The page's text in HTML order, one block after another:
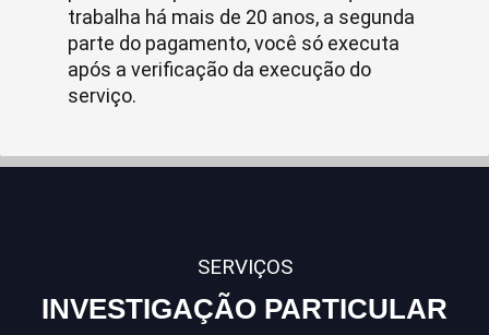
trabalha há mais de 20 anos, a segunda
parte do pagamento, você só executa
após a verificação da execução do
serviço.
SERVIÇOS
INVESTIGAÇÃO PARTICULAR